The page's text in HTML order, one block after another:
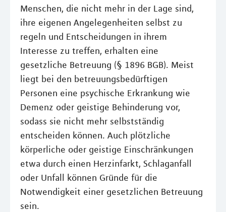
Menschen, die nicht mehr in der Lage sind,
ihre eigenen Angelegenheiten selbst zu
regeln und Entscheidungen in ihrem
Interesse zu treffen, erhalten eine
gesetzliche Betreuung (§ 1896 BGB). Meist
liegt bei den betreuungsbedürftigen
Personen eine psychische Erkrankung wie
Demenz oder geistige Behinderung vor,
sodass sie nicht mehr selbstständig
entscheiden können. Auch plötzliche
körperliche oder geistige Einschränkungen
etwa durch einen Herzinfarkt, Schlaganfall
oder Unfall können Gründe für die
Notwendigkeit einer gesetzlichen Betreuung
sein.